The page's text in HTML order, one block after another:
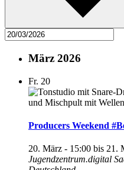
März 2026
Fr. 20
Producers Weekend
20. März - 15:00 bis 21.
Jugendzentrum.digital